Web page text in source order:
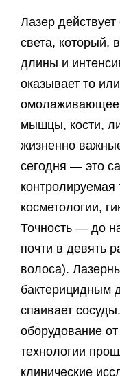
Лазер
света, который,
длины и
оказывает то
омолаживающее
мышцы, кости,
жизненно
сегодня — это
косметологии,
Точность — до
почти в девять
волоса).
бактерицидным
спаивает
оборудование
технологии
клинические